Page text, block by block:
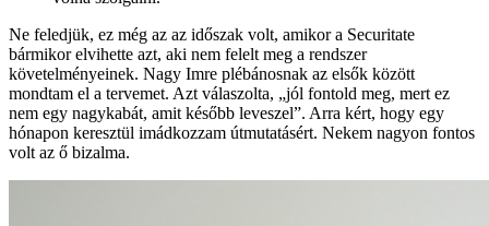
Ne feledjük, ez még az az időszak volt, amikor a Securitate
bármikor elvihette azt, aki nem felelt meg a rendszer
követelményeinek. Nagy Imre plébánosnak az elsők között
mondtam el a tervemet. Azt válaszolta, „jól fontold meg, mert ez
nem egy nagykabát, amit később leveszel”. Arra kért, hogy egy
hónapon keresztül imádkozzam útmutatásért. Nekem nagyon fontos
volt az ő bizalma.